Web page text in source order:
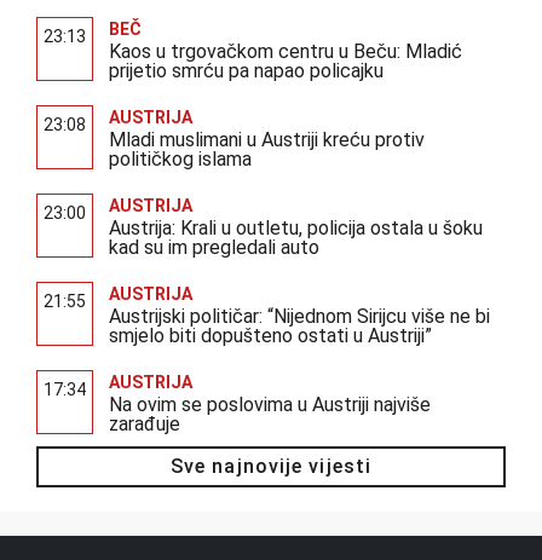
23:13 BEČ
Kaos u trgovačkom centru u Beču: Mladić
prijetio smrću pa napao policajku
23:08 AUSTRIJA
Mladi muslimani u Austriji kreću protiv
političkog islama
23:00 AUSTRIJA
Austrija: Krali u outletu, policija ostala u šoku
kad su im pregledali auto
21:55 AUSTRIJA
Austrijski političar: “Nijednom Sirijcu više ne bi
smjelo biti dopušteno ostati u Austriji”
17:34 AUSTRIJA
Na ovim se poslovima u Austriji najviše
zarađuje
Sve najnovije vijesti